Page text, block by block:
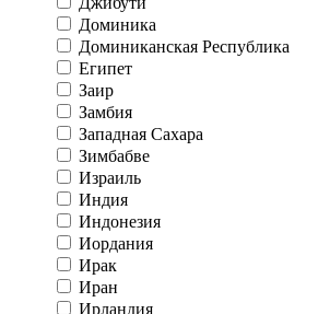
Доминика
Доминиканская Республика
Египет
Заир
Замбия
Западная Сахара
Зимбабве
Израиль
Индия
Индонезия
Иордания
Ирак
Иран
Ирландия